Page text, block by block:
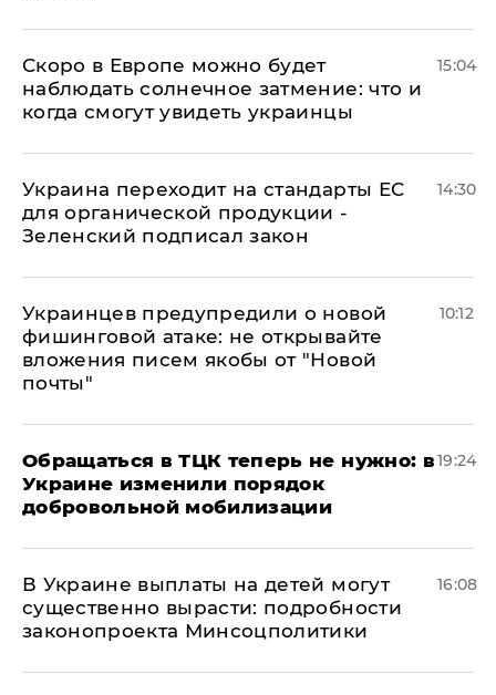
Скоро в Европе можно будет
наблюдать солнечное затмение: что и
когда смогут увидеть украинцы
15:04
Украина переходит на стандарты ЕС
для органической продукции -
Зеленский подписал закон
14:30
Украинцев предупредили о новой
фишинговой атаке: не открывайте
вложения писем якобы от "Новой
почты"
10:12
Обращаться в ТЦК теперь не нужно: в
Украине изменили порядок
добровольной мобилизации
19:24
В Украине выплаты на детей могут
существенно вырасти: подробности
законопроекта Минсоцполитики
16:08